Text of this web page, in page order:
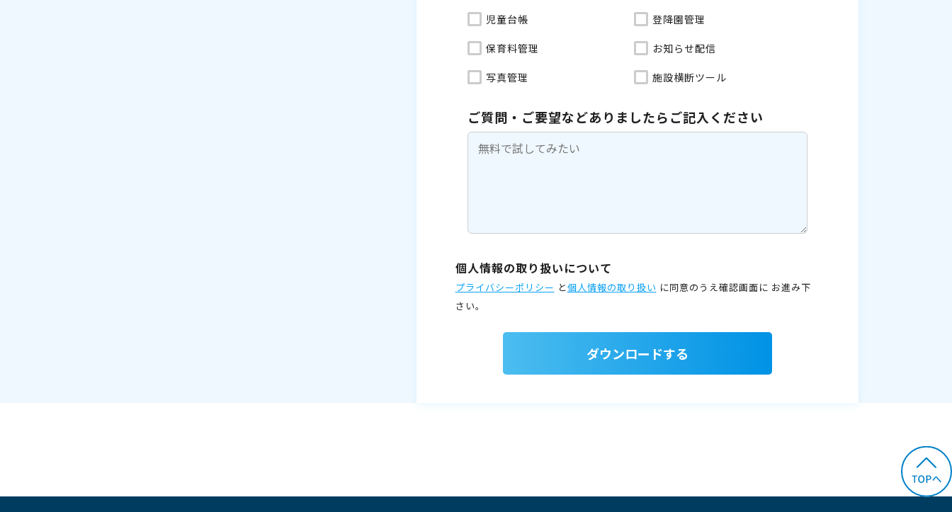
児童台帳 登降園管理
保育料管理 お知らせ配信
写真管理 施設横断ツール
ご質問・ご要望などありましたらご記入ください
個人情報の取り扱いについて
プライバシーポリシー と個人情報の取り扱い に同意のうえ確認画面に お進み下
さい。
ダウンロードする